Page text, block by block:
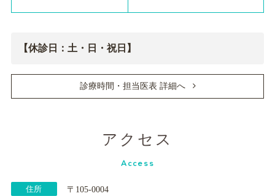
【休診日：土・日・祝日】
診療時間・担当医表 詳細へ
アクセス
Access
住所
〒105-0004